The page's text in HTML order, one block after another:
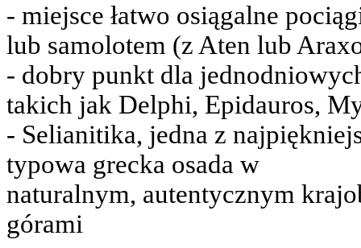
- miejsce łatwo osiągalne
lub samolotem (z Aten lub
- dobry punkt dla
takich jak Delphi, Epidauros,
- Selianitika, jedna z
typowa grecka osada w
naturalnym, autentycznym
górami